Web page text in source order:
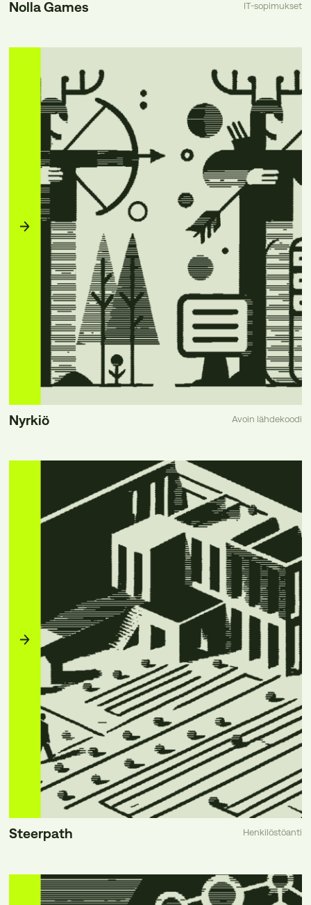
Nolla Games IT-sopimukset
Nyrkiö Avoin lähdekoodi
Steerpath Henkilöstöanti